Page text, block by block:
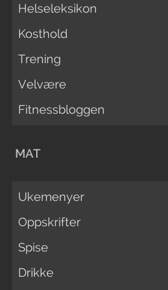
Helseleksikon
Kosthold
Trening
Velvære
Fitnessbloggen
MAT
Ukemenyer
Oppskrifter
Spise
Drikke